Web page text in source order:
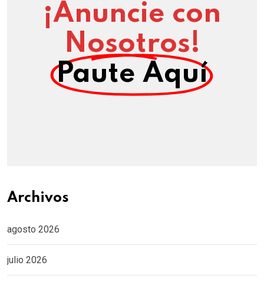
¡Anuncie con
Nosotros!
Paute Aquí
Archivos
agosto 2026
julio 2026